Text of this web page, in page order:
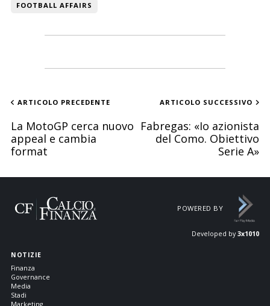
FOOTBALL AFFAIRS
ARTICOLO PRECEDENTE
La MotoGP cerca nuovo
appeal e cambia
format
ARTICOLO SUCCESSIVO
Fabregas: «Io azionista
del Como. Obiettivo
Serie A»
POWERED BY
Developed by 3x1010
NOTIZIE
Finanza
Governance
Media
Stadi
Marketing